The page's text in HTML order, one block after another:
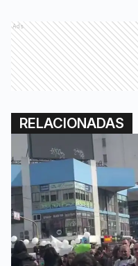
Ads
RELACIONADAS